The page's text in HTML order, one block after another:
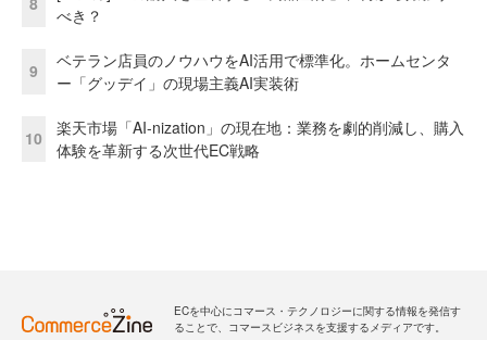
べき？
9
ベテラン店員のノウハウをAI活用で標準化。ホームセンタ
ー「グッデイ」の現場主義AI実装術
10
楽天市場「AI-nization」の現在地：業務を劇的削減し、購入
体験を革新する次世代EC戦略
ECを中心にコマース・テクノロジーに関する情報を発信す
ることで、コマースビジネスを支援するメディアです。